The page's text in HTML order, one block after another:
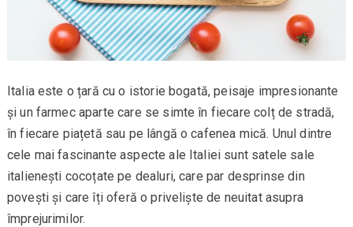
Italia este o țară cu o istorie bogată, peisaje impresionante
și un farmec aparte care se simte în fiecare colț de stradă,
în fiecare piațetă sau pe lângă o cafenea mică. Unul dintre
cele mai fascinante aspecte ale Italiei sunt satele sale
italienești cocoțate pe dealuri, care par desprinse din
povești și care îți oferă o priveliște de neuitat asupra
împrejurimilor.